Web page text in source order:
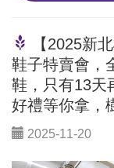
【2025新
鞋子特賣會，
鞋，只有13天
好禮等你拿，
2025-11-20